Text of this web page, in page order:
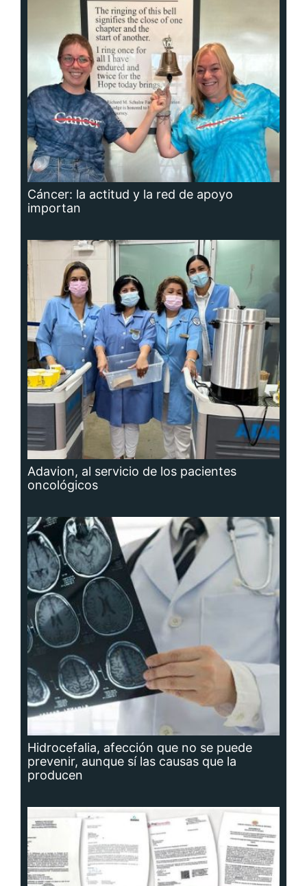
Cáncer: la actitud y la red de apoyo
importan
Adavion, al servicio de los pacientes
oncológicos
Hidrocefalia, afección que no se puede
prevenir, aunque sí las causas que la
producen